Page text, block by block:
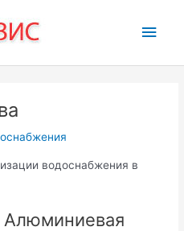
водоснабжения в
Алюминиевая